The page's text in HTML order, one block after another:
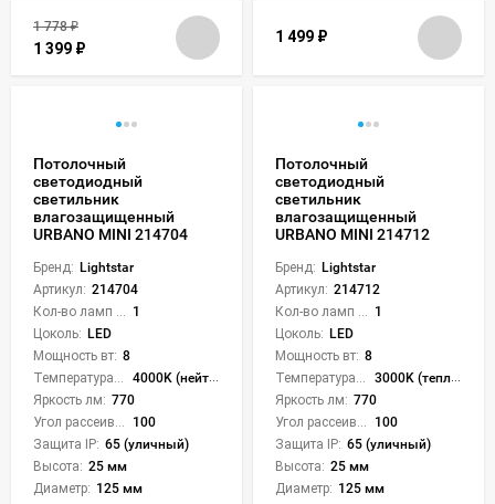
1 778₽
1 399 ₽
1 499 ₽
Потолочный
светодиодный
светильник
влагозащищенный
URBANO MINI 214704
Бренд: Lightstar
Артикул: 214704
1
Цоколь: LED
Мощность вт: 8
4000K (нейтральный)
Яркость лм: 770
100
Защита IP: 65 (уличный)
Высота: 25 мм
Диаметр: 125 мм
Потолочный
светодиодный
светильник
влагозащищенный
URBANO MINI 214712
Бренд: Lightstar
Артикул: 214712
1
Цоколь: LED
Мощность вт: 8
3000K (теплый)
Яркость лм: 770
100
Защита IP: 65 (уличный)
Высота: 25 мм
Диаметр: 125 мм